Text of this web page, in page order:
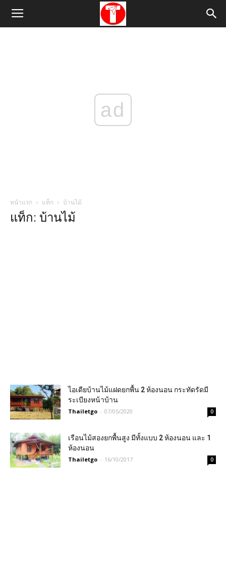
ad
หน้าแรก แท็ก บ้านไม้
แท็ก: บ้านไม้
ไอเดียบ้านไม้แฝดยกพื้น 2 ห้องนอน กระทัดรัดมี
ระเบียงหน้าบ้าน
Thailetgo - 07/05/2020 0
เรือนไม้สองยกพื้นสูง มีทั้งแบบ 2 ห้องนอน และ 1
ห้องนอน
Thailetgo - 16/10/2017 0